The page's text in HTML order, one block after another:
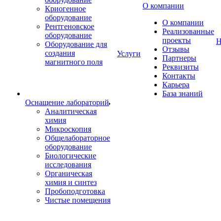
Криогенное
оборудование
Рентгеновское
оборудование
Оборудование для
создания
магнитного поля
Оснащение лабораторий
Аналитическая
химия
Микроскопия
Общелабораторное
оборудование
Биологические
исследования
Органическая
химия и синтез
Пробоподготовка
Чистые помещения
Услуги
О компании
О компании
Реализованные
проекты
Отзывы
Партнеры
Реквизиты
Контакты
Карьера
База знаний